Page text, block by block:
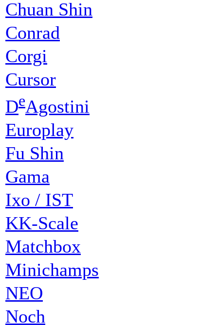
Chuan Shin
Conrad
Corgi
Cursor
DeAgostini
Europlay
Fu Shin
Gama
Ixo / IST
KK-Scale
Matchbox
Minichamps
NEO
Noch